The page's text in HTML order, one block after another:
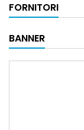
FORNITORI
BANNER